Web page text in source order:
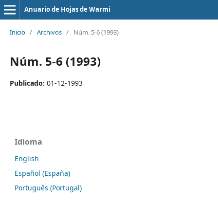
Anuario de Hojas de Warmi
Inicio / Archivos / Núm. 5-6 (1993)
Núm. 5-6 (1993)
Publicado: 01-12-1993
Idioma
English
Español (España)
Português (Portugal)